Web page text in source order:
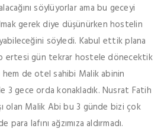
söylüyorlar ama bu geceyi
gerek diye düşünürken hostelin
söyledi. Kabul ettik plana
ertesi gün tekrar hostele dönecektik
hem de otel sahibi Malik abinin
3 gece orda konakladık. Nusrat Fatih
olan Malik Abi bu 3 günde bizi çok
para lafını ağzımıza aldırmadı.